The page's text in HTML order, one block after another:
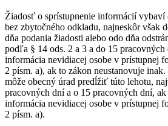
Žiadosť o sprístupnenie informácií vybaví
bez zbytočného odkladu, najneskôr však
dňa podania žiadosti alebo odo dňa
podľa § 14 ods. 2 a 3 a do 15 pracovných
informácia nevidiacej osobe v prístupnej
2 písm. a), ak to zákon neustanovuje
môže obecný úrad predĺžiť túto lehotu,
pracovných dní a o 15 pracovných dní, ak
informácia nevidiacej osobe v prístupnej
2 písm. a).